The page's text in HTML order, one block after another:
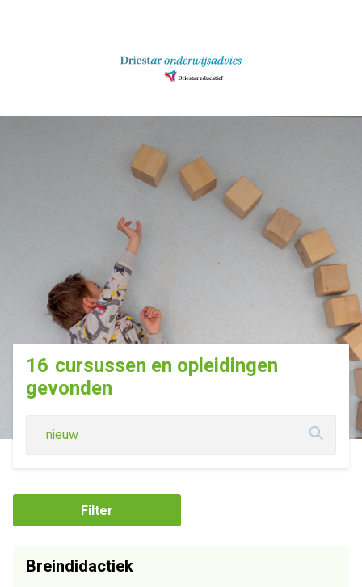
16 cursussen en opleidingen
gevonden
Filter
Breindidactiek